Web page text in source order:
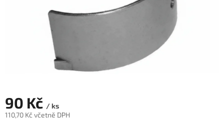
90 Kč / ks
110,70 Kč včetně DPH